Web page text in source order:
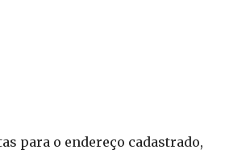
para o endereço cadastrado,